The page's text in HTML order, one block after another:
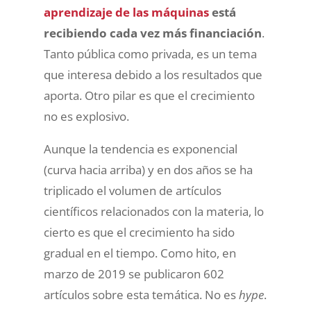
aprendizaje de las máquinasestá
recibiendo cada vez más financiación.
Tanto pública como privada, es un tema
que interesa debido a los resultados que
aporta. Otro pilar es que el crecimiento
no es explosivo.
Aunque la tendencia es exponencial
(curva hacia arriba) y en dos años se ha
triplicado el volumen de artículos
científicos relacionados con la materia, lo
cierto es que el crecimiento ha sido
gradual en el tiempo. Como hito, en
marzo de 2019 se publicaron 602
artículos sobre esta temática. No eshype.